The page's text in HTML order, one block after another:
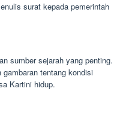
surat kepada pemerintah
sumber sejarah yang penting.
tentang kondisi
Kartini hidup.